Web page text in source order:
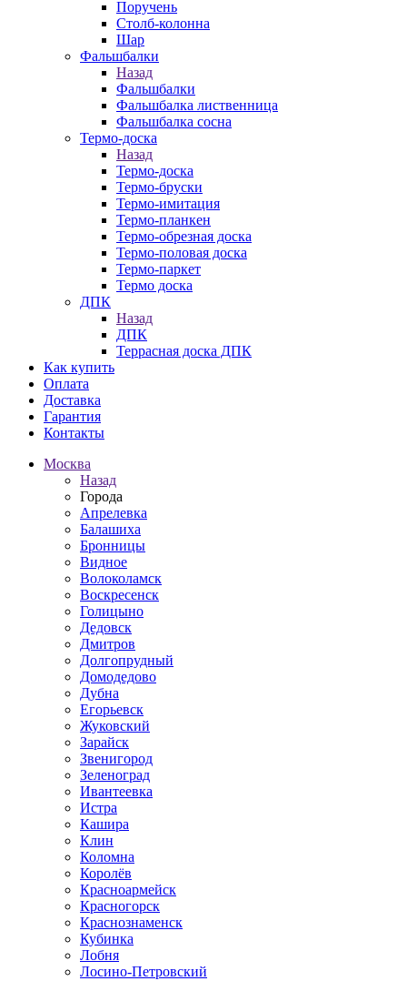
Поручень
Столб-колонна
Шар
Фальшбалки
Назад
Фальшбалки
Фальшбалка лиственница
Фальшбалка сосна
Термо-доска
Назад
Термо-доска
Термо-бруски
Термо-имитация
Термо-планкен
Термо-обрезная доска
Термо-половая доска
Термо-паркет
Термо доска
ДПК
Назад
ДПК
Террасная доска ДПК
Как купить
Оплата
Доставка
Гарантия
Контакты
Москва
Назад
Города
Апрелевка
Балашиха
Бронницы
Видное
Волоколамск
Воскресенск
Голицыно
Дедовск
Дмитров
Долгопрудный
Домодедово
Дубна
Егорьевск
Жуковский
Зарайск
Звенигород
Зеленоград
Ивантеевка
Истра
Кашира
Клин
Коломна
Королёв
Красноармейск
Красногорск
Краснознаменск
Кубинка
Лобня
Лосино-Петровский